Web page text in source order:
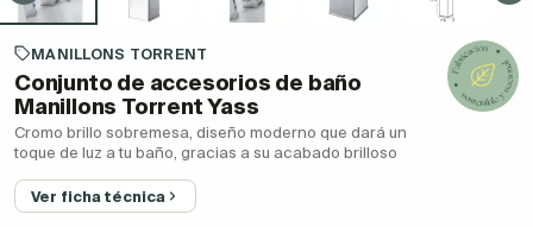
MANILLONS TORRENT
Conjunto de accesorios de baño
Manillons Torrent Yass
Cromo brillo sobremesa, diseño moderno que dará un
toque de luz a tu baño, gracias a su acabado brilloso
Ver ficha técnica